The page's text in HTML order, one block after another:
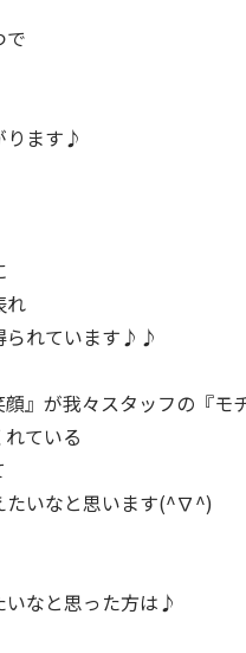
で
ります♪
れ
られています♪♪
顔』が我々スタッフの『モ
ている
たいなと思います(^∇^)
なと思った方は♪